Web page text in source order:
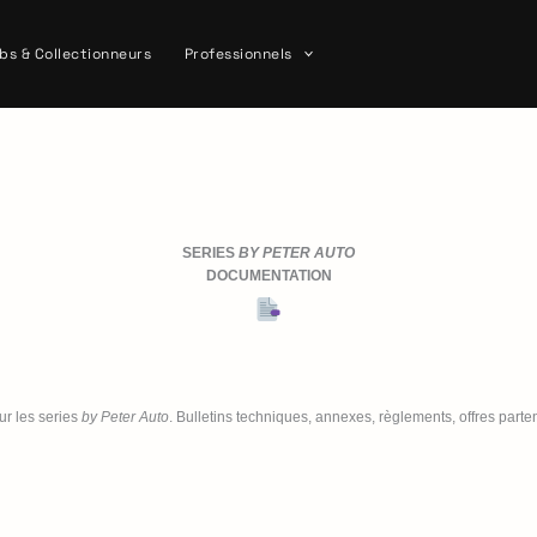
& Collectionneurs Professionnels
SERIES BY PETER AUTO
DOCUMENTATION
les seriesby Peter Auto. Bulletins techniques, annexes, règlements, offres